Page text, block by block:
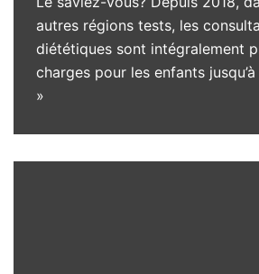
autres régions tests, les
diététiques sont intégralement
charges pour les enfants
»